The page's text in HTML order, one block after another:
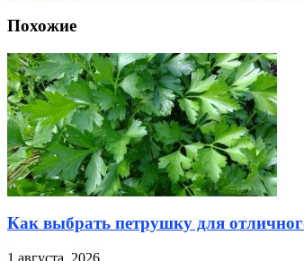
Похожие
Как выбрать петрушку для
1 августа, 2026